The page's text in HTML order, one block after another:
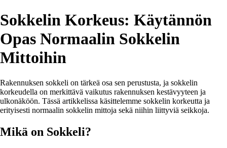
Sokkelin Korkeus: Käytännön
Opas Normaalin Sokkelin
Mittoihin
Rakennuksen sokkeli on tärkeä osa sen perustusta, ja sokkelin
korkeudella on merkittävä vaikutus rakennuksen kestävyyteen ja
ulkonäköön. Tässä artikkelissa käsittelemme sokkelin korkeutta ja
erityisesti normaalin sokkelin mittoja sekä niihin liittyviä seikkoja.
Mikä on Sokkeli?